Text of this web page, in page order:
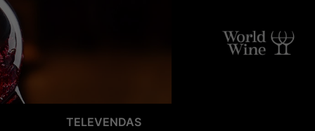
TELEVENDAS